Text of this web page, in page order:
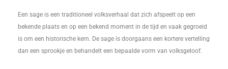
Een sage is een traditioneel volksverhaal dat zich afspeelt op een
bekende plaats en op een bekend moment in de tijd en vaak gegroeid
is om een historische kern. De sage is doorgaans een kortere vertelling
dan een sprookje en behandelt een bepaalde vorm van volksgeloof.